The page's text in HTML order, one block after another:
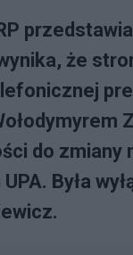
że
do
Była